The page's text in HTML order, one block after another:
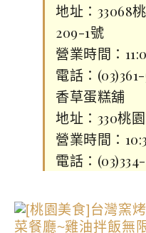
地址：33068
209-1號
營業時間：
電話：(03)361-
香草蛋糕舖
地址：330桃
營業時間：
電話：